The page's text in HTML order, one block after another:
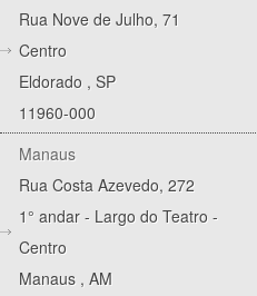
Rua Nove de Julho, 71
Centro
Eldorado , SP
11960-000
Manaus
Rua Costa Azevedo, 272
1° andar - Largo do Teatro -
Centro
Manaus , AM